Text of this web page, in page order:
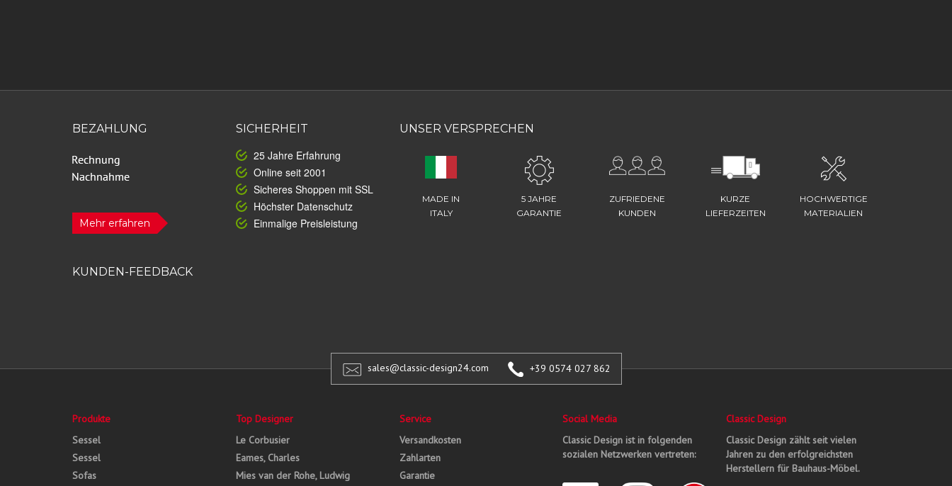
BEZAHLUNG
Mehr erfahren
SICHERHEIT
25 Jahre Erfahrung
Online seit 2001
Sicheres Shoppen mit SSL
Höchster Datenschutz
Einmalige Preisleistung
UNSER VERSPRECHEN
MADE IN
ITALY
5 JAHRE
GARANTIE
ZUFRIEDENE
KUNDEN
KURZE
LIEFERZEITEN
HOCHWERTIGE
MATERIALIEN
KUNDEN-FEEDBACK
sales@classic-design24.com +39 0574 027 862
Produkte
Sessel
Sessel
Sofas
Top Designer
Le Corbusier
Eames, Charles
Mies van der Rohe, Ludwig
Service
Versandkosten
Zahlarten
Garantie
Social Media
Classic Design ist in folgenden
sozialen Netzwerken vertreten:
Classic Design
Classic Design zählt seit vielen
Jahren zu den erfolgreichsten
Herstellern für Bauhaus-Möbel.